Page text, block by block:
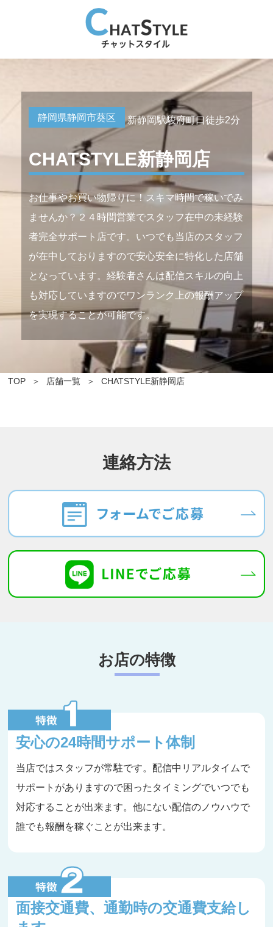
静岡県静岡市葵区 新静岡駅駿府町口徒歩2分
CHATSTYLE新静岡店
お仕事やお買い物帰りに！スキマ時間で稼いでみ
ませんか？２４時間営業でスタッフ在中の未経験
者完全サポート店です。いつでも当店のスタッフ
が在中しておりますので安心安全に特化した店舗
となっています。経験者さんは配信スキルの向上
も対応していますのでワンランク上の報酬アップ
を実現することが可能です。
TOP 店舗一覧 CHATSTYLE新静岡店
連絡方法
お店の特徴
安心の24時間サポート体制
当店ではスタッフが常駐です。配信中リアルタイムで
サポートがありますので困ったタイミングでいつでも
対応することが出来ます。他にない配信のノウハウで
誰でも報酬を稼ぐことが出来ます。
面接交通費、通勤時の交通費支給し